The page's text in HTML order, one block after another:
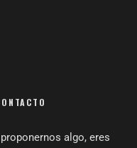
algo, eres